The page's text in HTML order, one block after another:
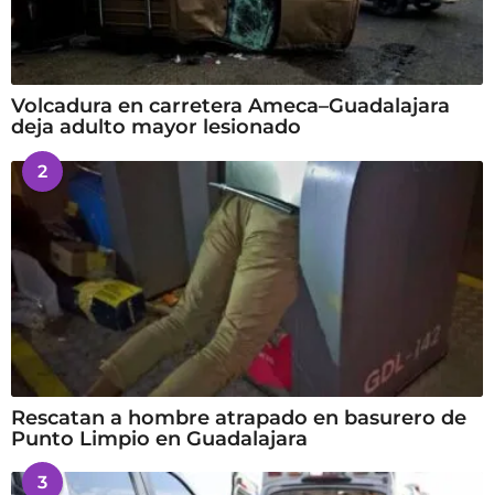
Volcadura en carretera Ameca–Guadalajara
deja adulto mayor lesionado
2
Rescatan a hombre atrapado en basurero de
Punto Limpio en Guadalajara
3